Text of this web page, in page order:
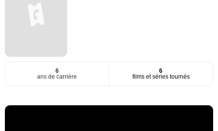
6
ans de carrière
6
films et séries tournés